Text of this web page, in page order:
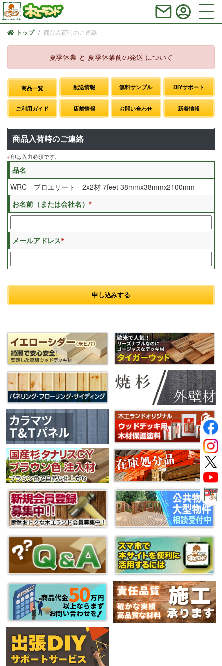
トップ 商品入荷時のご連絡
夏季休業 と 夏季休業前の発送 について
商品一覧 配送情報 無料サンプル DIYサポート
ご利用ガイド 店舗情報 お問い合わせ 新着情報
商品入荷時のご連絡
※印は入力必須です。
品名
WRC プロエリート 2x2材 7feet 38mmx38mmx2100mm
お名前（または会社名） ※
メールアドレス※